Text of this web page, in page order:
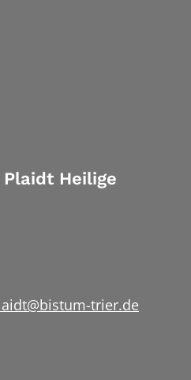
Heilige
trier.de